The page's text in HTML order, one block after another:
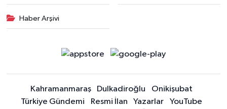
Haber Arşivi
Kahramanmaraş Dulkadiroğlu
Onikişubat
Türkiye Gündemi
Resmi İlan Yazarlar
YouTube